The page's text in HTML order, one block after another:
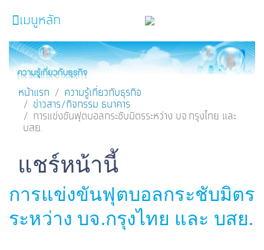
หน้าหลัก
ผลิตภัณฑ์และบริการ
โปรโมชั่น
ความรู้เกี่ยวกับธุรกิจ
SME Focus Magazine
ค้นหาจุดบริการ
Krungthai SME​
เมนูหลัก
หน้าแรก
ความรู้เกี่ยวกับธุรกิจ
ข่าวสาร/กิจกรรม ธนาคาร
การแข่งขันฟุตบอลกระชับมิตรระหว่าง บจ.กรุงไทย และ
บสย.
แชร์หน้านี้
Facebook
การแข่งขันฟุตบอลกระชับมิตร
ระหว่าง บจ.กรุงไทย และ บสย.